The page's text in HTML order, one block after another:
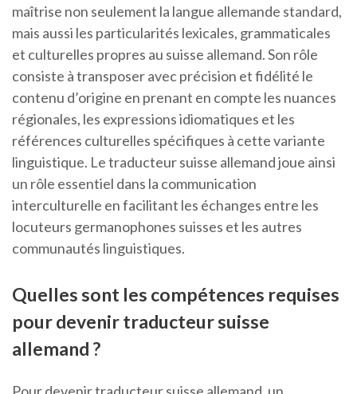
maîtrise non seulement la langue allemande standard,
mais aussi les particularités lexicales, grammaticales
et culturelles propres au suisse allemand. Son rôle
consiste à transposer avec précision et fidélité le
contenu d’origine en prenant en compte les nuances
régionales, les expressions idiomatiques et les
références culturelles spécifiques à cette variante
linguistique. Le traducteur suisse allemand joue ainsi
un rôle essentiel dans la communication
interculturelle en facilitant les échanges entre les
locuteurs germanophones suisses et les autres
communautés linguistiques.
Quelles sont les compétences requises
pour devenir traducteur suisse
allemand ?